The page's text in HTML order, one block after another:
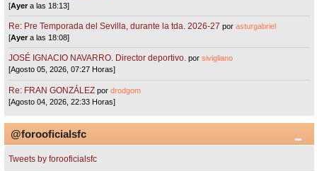
[Ayera las 18:13]
Re: Pre Temporada del Sevilla, durante la tda. 2026-27 porasturgabriel
[Ayera las 18:08]
JOSÉ IGNACIO NAVARRO. Director deportivo. porsivigliano
[Agosto 05, 2026, 07:27 Horas]
Re: FRAN GONZÁLEZ pordrodgom
[Agosto 04, 2026, 22:33 Horas]
@forooficialsfc
Tweets by forooficialsfc